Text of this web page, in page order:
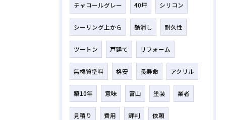
チャコールグレー 40坪 シリコン
シーリング上から 艶消し 耐久性
ツートン 戸建て リフォーム
無機質塗料 格安 長寿命 アクリル
築10年 意味 富山 塗装 業者
見積り 費用 評判 依頼